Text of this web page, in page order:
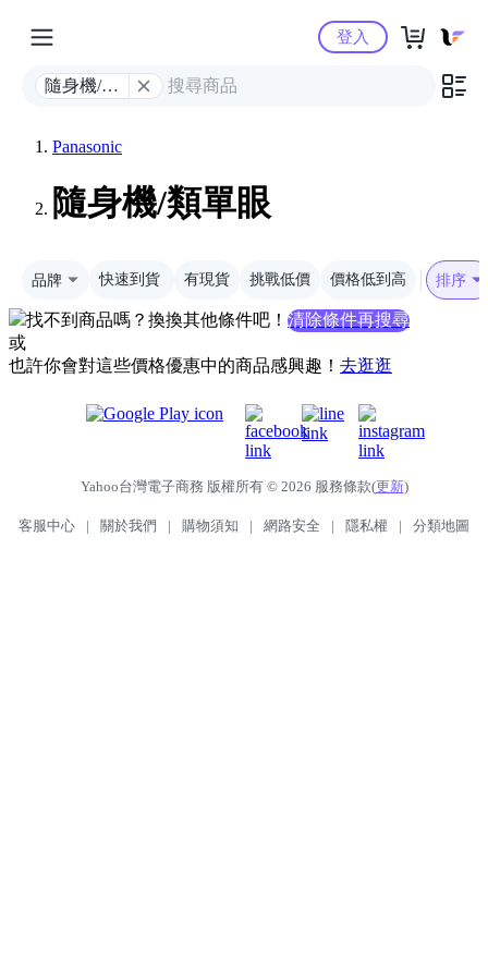
Yahoo購物中心
隨身機/類
登入
Panasonic
隨身機/類單眼
品牌 快速到貨 有現貨 挑戰低價 價格低到高 排序
找不到商品嗎？換換其他條件吧！ 清除條件再搜尋
或
也許你會對這些價格優惠中的商品感興趣！ 去逛逛
Yahoo台灣電子商務 版權所有 © 2026 服務條款(更新)
客服中心 | 關於我們 | 購物須知 | 網路安全 | 隱私權 | 分類地圖